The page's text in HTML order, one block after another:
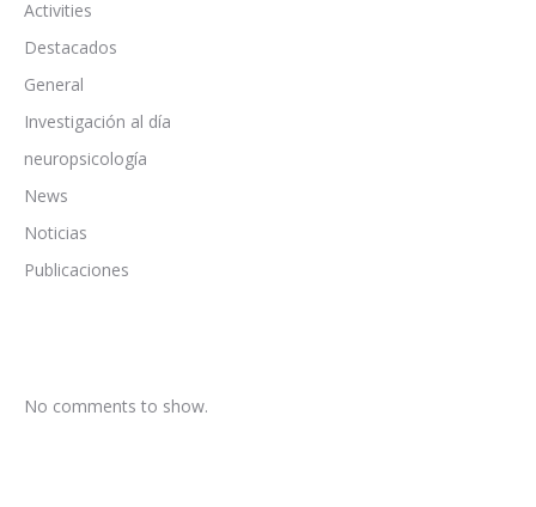
Activities
Destacados
General
Investigación al día
neuropsicología
News
Noticias
Publicaciones
No comments to show.